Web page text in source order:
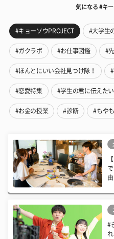
気になる #キ
#キョーソウPROJECT #大学生
#ガクラボ #お仕事図鑑 #
#ほんとにいい会社見つけ隊！
#恋愛特集 #学生の君に伝えた
#お金の授業 #診断 #もや
由
#